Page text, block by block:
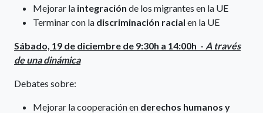
Mejorar la integración de los migrantes en la UE
Terminar con la discriminación racial en la UE
Sábado, 19 de diciembre de 9:30h a 14:00h - A través
de una dinámica
Debates sobre:
Mejorar la cooperación en derechos humanos y